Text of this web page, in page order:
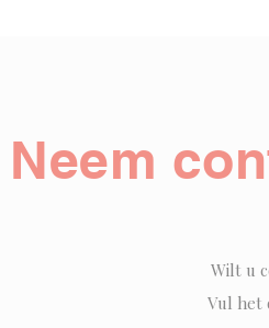
Neem
Wilt u
Vul het